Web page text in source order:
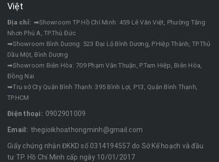
Việt
Địa chỉ: ➡Showroom TP Hồ Chí Minh: 459 Lê Văn Việt, Phường Tăng
Nhơn Phú A, TP.Thủ Đức
➡Showroom Bình Dương: 523 Đại Lộ Bình Dương, P.Hiệp Thành, TP.Thủ
Dầu Một, Bình Dương
➡Showroom Biên Hòa: 709 Phạm Văn Thuận, P.Tam Hiệp, Biên Hòa,
Đồng Nai
➡Trụ sở Cty Quận Bình Thạnh: 395 Bình Lợi, P13, Quận Bình Thạnh,
TP.HCM
Điện thoại: 0902901009
Email: thegioikhoathongminh@gmail.com
Giấy chứng nhận ĐKKD số 0314194557 do Sở Kế hoạch và đầu
tư TP. Hồ Chí Minh cấp ngày 10/01/2017